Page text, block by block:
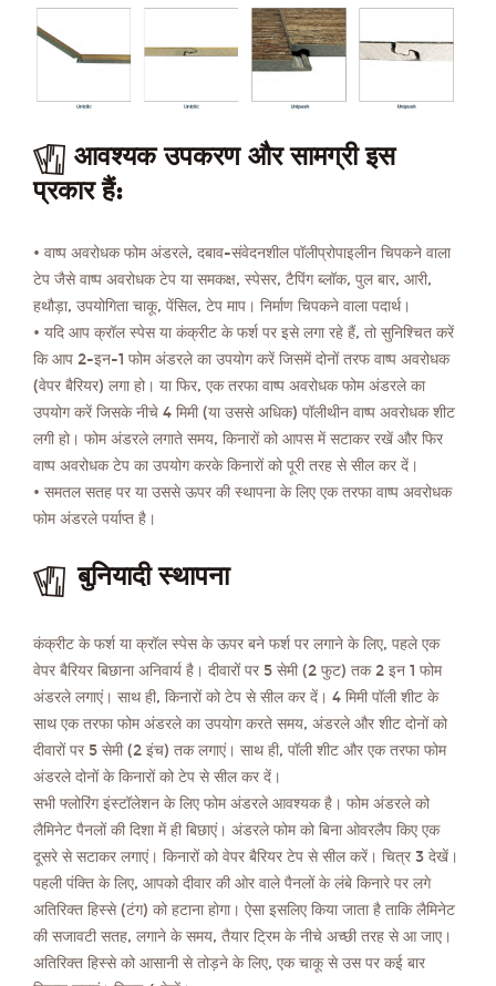
आवश्यक उपकरण और सामग्री इस
प्रकार हैं:
• वाष्प अवरोधक फोम अंडरले, दबाव-संवेदनशील पॉलीप्रोपाइलीन चिपकने वाला
टेप जैसे वाष्प अवरोधक टेप या समकक्ष, स्पेसर, टैपिंग ब्लॉक, पुल बार, आरी,
हथौड़ा, उपयोगिता चाकू, पेंसिल, टेप माप। निर्माण चिपकने वाला पदार्थ।
• यदि आप क्रॉल स्पेस या कंक्रीट के फर्श पर इसे लगा रहे हैं, तो सुनिश्चित करें
कि आप 2-इन-1 फोम अंडरले का उपयोग करें जिसमें दोनों तरफ वाष्प अवरोधक
(वेपर बैरियर) लगा हो। या फिर, एक तरफा वाष्प अवरोधक फोम अंडरले का
उपयोग करें जिसके नीचे 4 मिमी (या उससे अधिक) पॉलीथीन वाष्प अवरोधक शीट
लगी हो। फोम अंडरले लगाते समय, किनारों को आपस में सटाकर रखें और फिर
वाष्प अवरोधक टेप का उपयोग करके किनारों को पूरी तरह से सील कर दें।
• समतल सतह पर या उससे ऊपर की स्थापना के लिए एक तरफा वाष्प अवरोधक
फोम अंडरले पर्याप्त है।
बुनियादी स्थापना
कंक्रीट के फर्श या क्रॉल स्पेस के ऊपर बने फर्श पर लगाने के लिए, पहले एक
वेपर बैरियर बिछाना अनिवार्य है। दीवारों पर 5 सेमी (2 फुट) तक 2 इन 1 फोम
अंडरले लगाएं। साथ ही, किनारों को टेप से सील कर दें। 4 मिमी पॉली शीट के
साथ एक तरफा फोम अंडरले का उपयोग करते समय, अंडरले और शीट दोनों को
दीवारों पर 5 सेमी (2 इंच) तक लगाएं। साथ ही, पॉली शीट और एक तरफा फोम
अंडरले दोनों के किनारों को टेप से सील कर दें।
सभी फ्लोरिंग इंस्टॉलेशन के लिए फोम अंडरले आवश्यक है। फोम अंडरले को
लैमिनेट पैनलों की दिशा में ही बिछाएं। अंडरले फोम को बिना ओवरलैप किए एक
दूसरे से सटाकर लगाएं। किनारों को वेपर बैरियर टेप से सील करें। चित्र 3 देखें।
पहली पंक्ति के लिए, आपको दीवार की ओर वाले पैनलों के लंबे किनारे पर लगे
अतिरिक्त हिस्से (टंग) को हटाना होगा। ऐसा इसलिए किया जाता है ताकि लैमिनेट
की सजावटी सतह, लगाने के समय, तैयार ट्रिम के नीचे अच्छी तरह से आ जाए।
अतिरिक्त हिस्से को आसानी से तोड़ने के लिए, एक चाकू से उस पर कई बार